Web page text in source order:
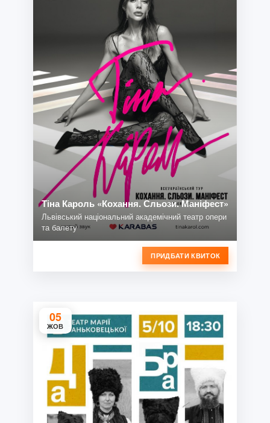
Тіна Кароль «Кохання. Сльози. Маніфест»
Львівський національний академічний театр опери
та балету
ПРИДБАТИ КВИТОК
05
ЖОВ